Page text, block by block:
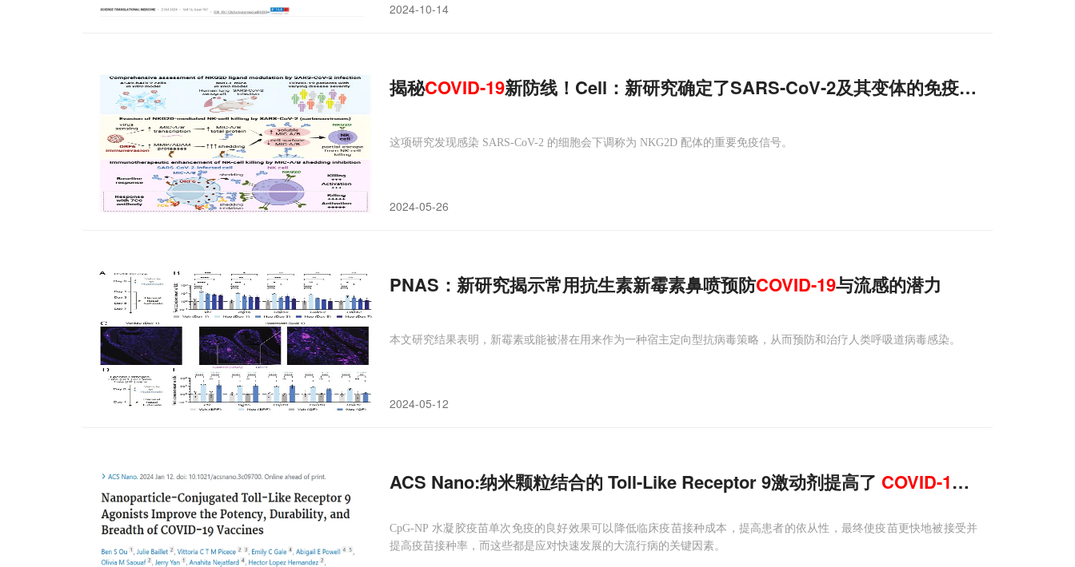
2024-10-14
揭秘COVID-19新防线！Cell：新研究确定了SARS-CoV-2及其变体的免疫逃避机制
这项研究发现感染 SARS-CoV-2 的细胞会下调称为 NKG2D 配体的重要免疫信号。
2024-05-26
PNAS：新研究揭示常用抗生素新霉素鼻喷预防COVID-19与流感的潜力
本文研究结果表明，新霉素或能被潜在用来作为一种宿主定向型抗病毒策略，从而预防和治疗人类呼吸道病毒感染。
2024-05-12
ACS Nano:纳米颗粒结合的 Toll-Like Receptor 9激动剂提高了 COVID-19疫苗
CpG-NP 水凝胶疫苗单次免疫的良好效果可以降低临床疫苗接种成本，提高患者的依从性，最终使疫苗更快地被接受并
提高疫苗接种率，而这些都是应对快速发展的大流行病的关键因素。